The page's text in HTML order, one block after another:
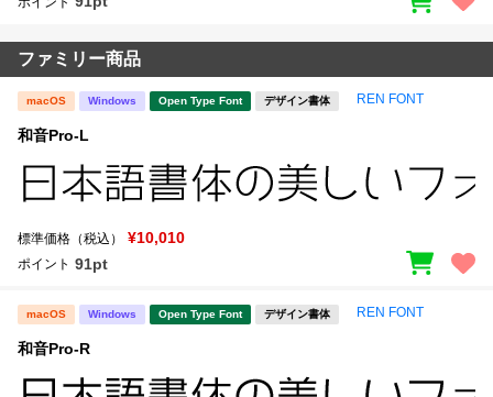
ファミリー商品
macOS Windows Open Type Font デザイン書体 REN FONT
和音Pro-L
標準価格（税込） ¥10,010
ポイント 91pt
macOS Windows Open Type Font デザイン書体 REN FONT
和音Pro-R